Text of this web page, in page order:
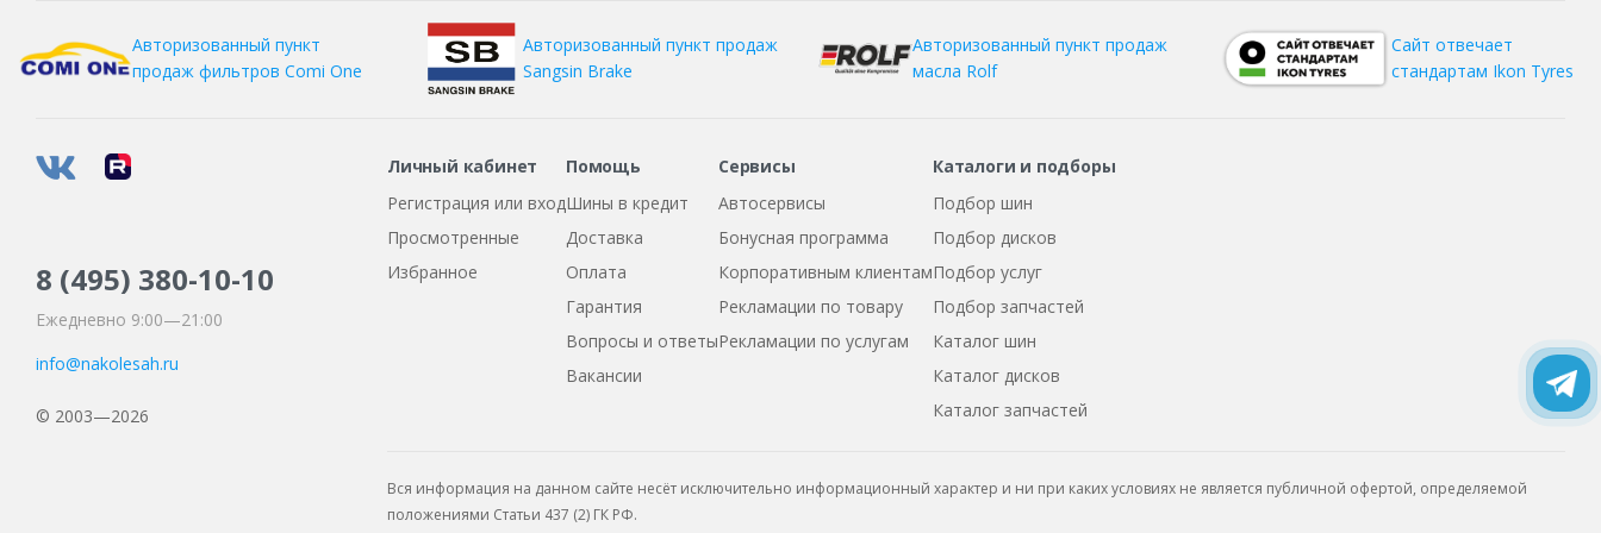
Авторизованный пункт
продаж фильтров Comi One
Авторизованный пункт продаж
Sangsin Brake
Авторизованный пункт продаж
масла Rolf
Сайт отвечает
стандартам Ikon Tyres
8 (495) 380-10-10
Ежедневно 9:00—21:00
info@nakolesah.ru
© 2003—2026
Личный кабинет
Регистрация или вход
Просмотренные
Избранное
Помощь
Шины в кредит
Доставка
Оплата
Гарантия
Вопросы и ответы
Вакансии
Сервисы
Автосервисы
Бонусная программа
Корпоративным клиентам
Рекламации по товару
Рекламации по услугам
Каталоги и подборы
Подбор шин
Подбор дисков
Подбор услуг
Подбор запчастей
Каталог шин
Каталог дисков
Каталог запчастей
Вся информация на данном сайте несёт исключительно информационный характер и ни при каких условиях не является публичной офертой, определяемой
положениями Статьи 437 (2) ГК РФ.